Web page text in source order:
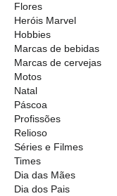
Flores
Heróis Marvel
Hobbies
Marcas de bebidas
Marcas de cervejas
Motos
Natal
Páscoa
Profissões
Relioso
Séries e Filmes
Times
Dia das Mães
Dia dos Pais